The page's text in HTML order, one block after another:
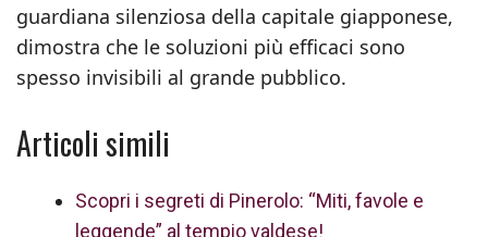
guardiana silenziosa della capitale giapponese,
dimostra che le soluzioni più efficaci sono
spesso invisibili al grande pubblico.
Articoli simili
Scopri i segreti di Pinerolo: “Miti, favole e
leggende” al tempio valdese!